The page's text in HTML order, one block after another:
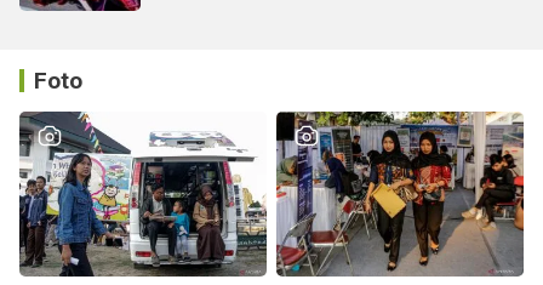
Foto